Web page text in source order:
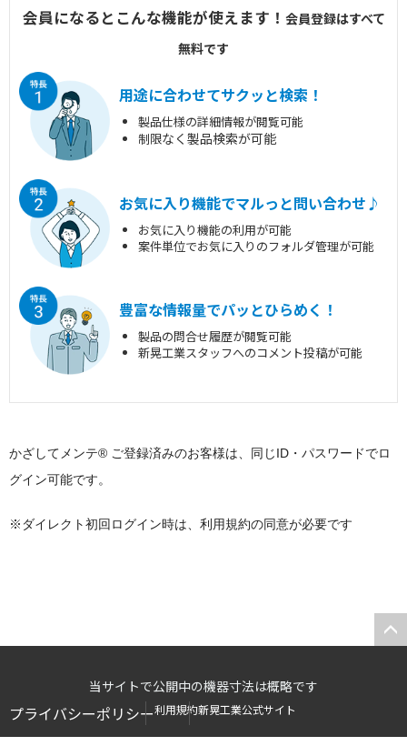
会員になるとこんな機能が使えます！ 会員登録はすべて
無料です
用途に合わせてサクッと検索！
製品仕様の詳細情報が閲覧可能
制限なく製品検索が可能
お気に入り機能でマルっと問い合わせ♪
お気に入り機能の利用が可能
案件単位でお気に入りのフォルダ管理が可能
豊富な情報量でパッとひらめく！
製品の問合せ履歴が閲覧可能
新晃工業スタッフへのコメント投稿が可能
かざしてメンテ® ご登録済みのお客様は、同じID・パスワードでロ
グイン可能です。
※ダイレクト初回ログイン時は、利用規約の同意が必要です
当サイトで公開中の機器寸法は概略です
プライバシーポリシー利用規約新晃工業公式サイト